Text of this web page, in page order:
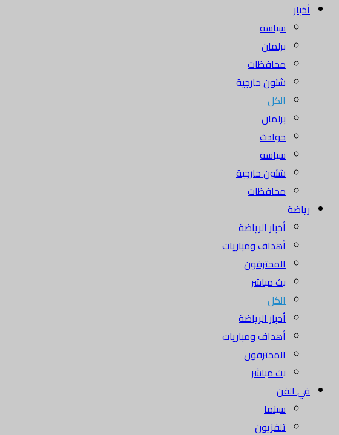
أخبار
سياسة
برلمان
محافظات
شئون خارجية
الكل
برلمان
حوادث
سياسة
شئون خارجية
محافظات
رياضة
أخبار الرياضة
أهداف ومباريات
المحترفون
بث مباشر
الكل
أخبار الرياضة
أهداف ومباريات
المحترفون
بث مباشر
في الفن
سينما
تلفزيون